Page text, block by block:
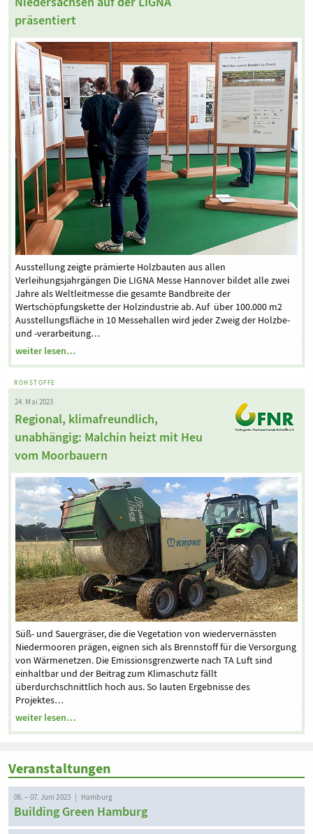
präsentiert
Ausstellung zeigte prämierte Holzbauten aus allen
Verleihungsjahrgängen Die LIGNA Messe Hannover bildet alle zwei
Jahre als Weltleitmesse die gesamte Bandbreite der
Wertschöpfungskette der Holzindustrie ab. Auf über 100.000 m2
Ausstellungsfläche in 10 Messehallen wird jeder Zweig der Holzbe-
und -verarbeitung…
weiter lesen…
ROHSTOFFE
24. Mai 2023
Regional, klimafreundlich,
unabhängig: Malchin heizt mit Heu
vom Moorbauern
Süß- und Sauergräser, die die Vegetation von wiedervernässten
Niedermooren prägen, eignen sich als Brennstoff für die Versorgung
von Wärmenetzen. Die Emissionsgrenzwerte nach TA Luft sind
einhaltbar und der Beitrag zum Klimaschutz fällt
überdurchschnittlich hoch aus. So lauten Ergebnisse des
Projektes…
weiter lesen…
Veranstaltungen
06. – 07. Juni 2023 | Hamburg
Building Green Hamburg